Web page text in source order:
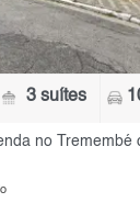
3 suítes
no Tremembé